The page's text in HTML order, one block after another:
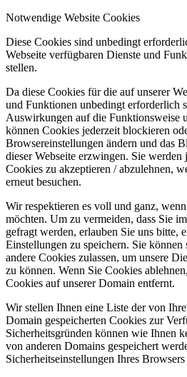
Notwendige Website Cookies
Diese Cookies sind unbedingt
Webseite verfügbaren Dienste und
stellen.
Da diese Cookies für die auf unserer
und Funktionen unbedingt erforderlich
Auswirkungen auf die Funktionsweise
können Cookies jederzeit blockieren
Browsereinstellungen ändern und das
dieser Webseite erzwingen. Sie
Cookies zu akzeptieren / abzulehnen,
erneut besuchen.
Wir respektieren es voll und ganz,
möchten. Um zu vermeiden, dass Sie
gefragt werden, erlauben Sie uns bitte,
Einstellungen zu speichern. Sie können
andere Cookies zulassen, um unsere
zu können. Wenn Sie Cookies
Cookies auf unserer Domain entfernt.
Wir stellen Ihnen eine Liste der von
Domain gespeicherten Cookies zur
Sicherheitsgründen können wie Ihnen
von anderen Domains gespeichert
Sicherheitseinstellungen Ihres Browsers